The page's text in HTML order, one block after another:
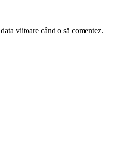
viitoare când o să comentez.